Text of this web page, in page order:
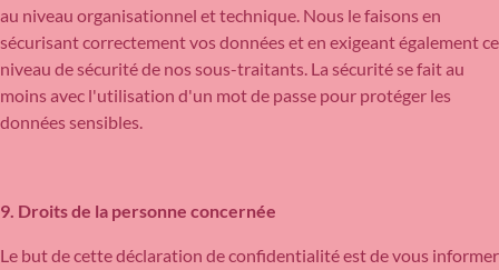
au niveau organisationnel et technique. Nous le faisons en
sécurisant correctement vos données et en exigeant également ce
niveau de sécurité de nos sous-traitants. La sécurité se fait au
moins avec l'utilisation d'un mot de passe pour protéger les
données sensibles.
9. Droits de la personne concernée
Le but de cette déclaration de confidentialité est de vous informer